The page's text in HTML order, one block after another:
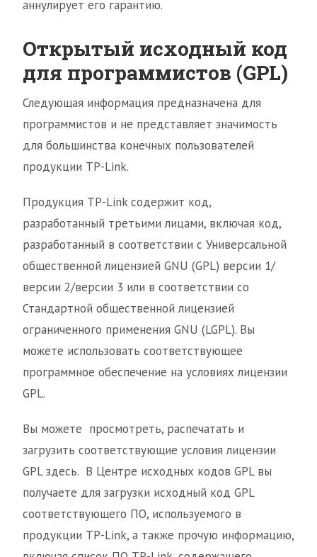
аннулирует его гарантию.
Открытый исходный код
для программистов (GPL)
Следующая информация предназначена для
программистов и не представляет значимость
для большинства конечных пользователей
продукции TP-Link.
Продукция TP-Link содержит код,
разработанный третьими лицами, включая код,
разработанный в соответствии с Универсальной
общественной лицензией GNU (GPL) версии 1/
версии 2/версии 3 или в соответствии со
Стандартной общественной лицензией
ограниченного применения GNU (LGPL). Вы
можете использовать соответствующее
программное обеспечение на условиях лицензии
GPL.
Вы можете просмотреть, распечатать и
загрузить соответствующие условия лицензии
GPL здесь. В Центре исходных кодов GPL вы
получаете для загрузки исходный код GPL
соответствующего ПО, используемого в
продукции TP-Link, а также прочую информацию,